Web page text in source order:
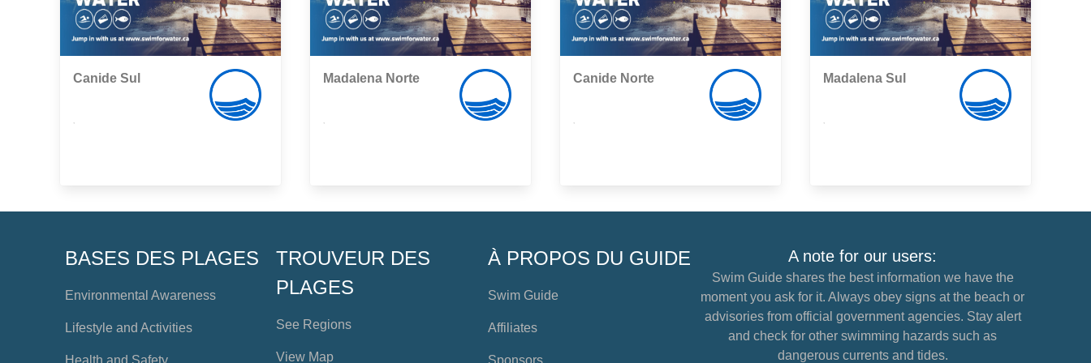
Canide Sul Madalena Norte Canide Norte Madalena Sul
BASES DES PLAGES
Environmental Awareness
Lifestyle and Activities
Health and Safety
TROUVEUR DES
PLAGES
See Regions
View Map
À PROPOS DU GUIDE
Swim Guide
Affiliates
Sponsors
A note for our users:
Swim Guide shares the best information we have the
moment you ask for it. Always obey signs at the beach or
advisories from official government agencies. Stay alert
and check for other swimming hazards such as
dangerous currents and tides.